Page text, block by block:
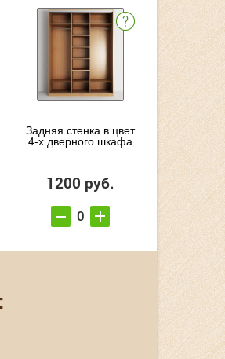
Задняя стенка в цвет
4-х дверного шкафа
1200 руб.